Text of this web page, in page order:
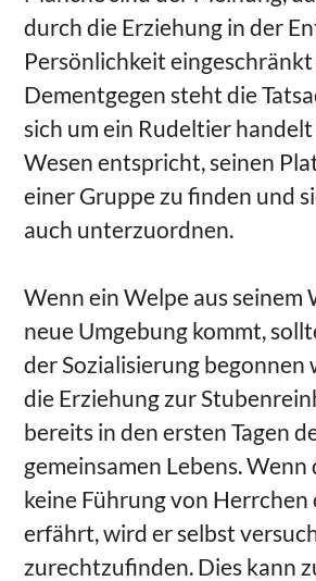
durch die Erziehung in der
Persönlichkeit
Dementgegen steht die
sich um ein Rudeltier handelt
Wesen entspricht, seinen
einer Gruppe zu finden und
auch unterzuordnen.
Wenn ein Welpe aus seinem
neue Umgebung kommt,
der Sozialisierung begonnen
die Erziehung zur
bereits in den ersten Tagen
gemeinsamen Lebens. Wenn
keine Führung von Herrchen
erfährt, wird er selbst
zurechtzufinden. Dies kann